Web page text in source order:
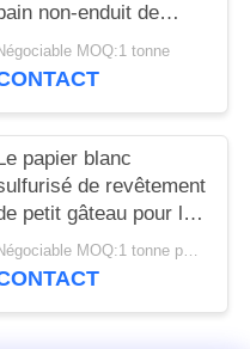
non-enduit de
d'emballage
pour le sac
MOQ:1 tonne
papier blanc
de revêtement
petit gâteau pour la
de boulangerie
31 - 38gsm
Négociable MOQ:1 tonne pour la taille commune et 10 tonnes pour la taille spéciale